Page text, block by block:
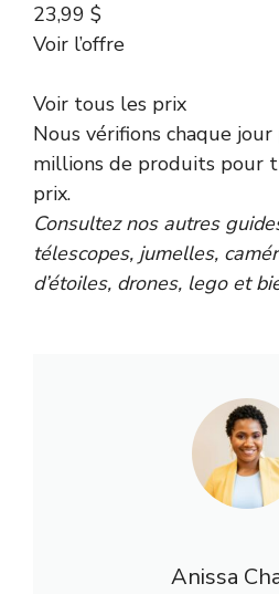
23,99 $
Voir l’offre
Voir tous les prix
Nous vérifions chaque
millions de produits pour
prix.
Consultez nos autres
télescopes, jumelles,
d’étoiles, drones, legoet
Anissa